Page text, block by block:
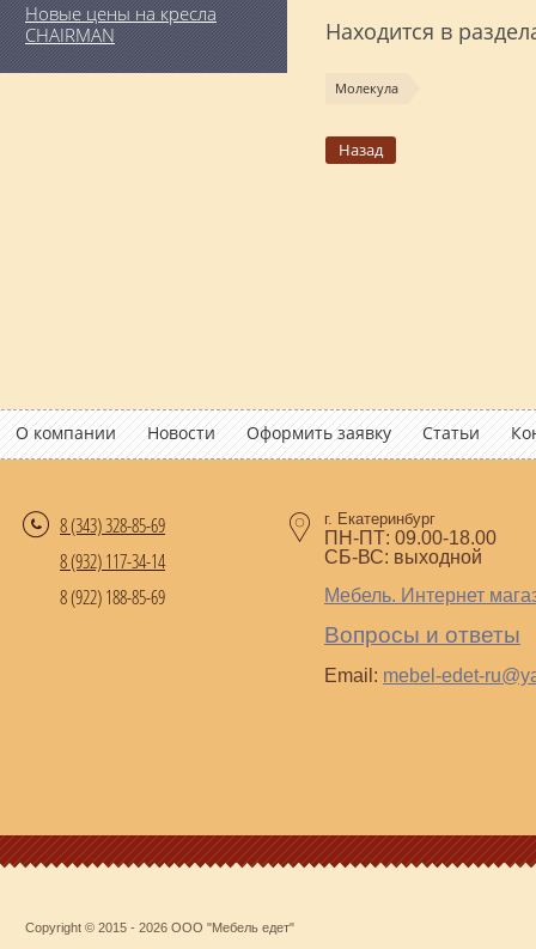
Новые цены на кресла
CHAIRMAN
Находится в
Молекула
Назад
О компании Новости Оформить заявку Статьи
8 (343)328-85-69
8 (932) 117-34-14
8 (922) 188-85-69
г. Екатеринбург
ПН-ПТ: 09.00-18.00
СБ-ВС: выходной
Мебель. Интернет
Вопросы и ответы
Email: mebel-edet-
Copyright © 2015 - 2026 ООО "Мебель едет"